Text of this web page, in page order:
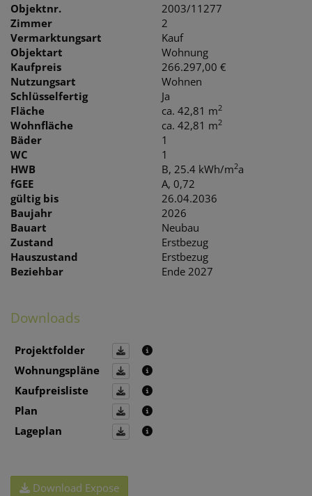
Objektnr.
2003/11277
Zimmer
2
Vermarktungsart
Kauf
Objektart
Wohnung
Kaufpreis
266.297,00 €
Nutzungsart
Wohnen
Schlüsselfertig
Ja
Fläche
ca. 42,81 m2
Wohnfläche ca. 42,81 m2
Bäder
1
WC
1
HWB
B, 25.4 kWh/m2a
fGEE
A, 0,72
gültig bis
26.04.2036
Baujahr
2026
Bauart
Neubau
Zustand
Erstbezug
Hauszustand
Erstbezug
Beziehbar
Ende 2027
Downloads
Projektfolder
Wohnungspläne
Kaufpreisliste
Plan
Lageplan
Download Expose